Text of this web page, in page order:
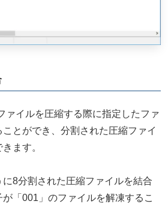
ァイルを圧縮する際に指定したファ
とができ、分割された圧縮ファイ
ます。
8分割された圧縮ファイルを結合
「001」のファイルを解凍するこ